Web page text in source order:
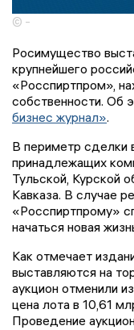
© -
Росимущество
крупнейшего
«Росспиртпром»,
собственности. Об
бизнес журнал».
В периметр сделки
принадлежащих
Тульской, Курской
Кавказа. В случае
«Росспиртпрому»
начаться новая
Как отмечает
выставляются на
аукцион отменили
цена лота в 10,61
Проведение